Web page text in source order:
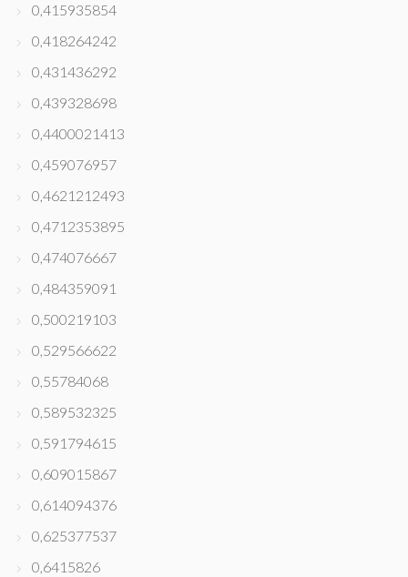
0,415935854
0,418264242
0,431436292
0,439328698
0,4400021413
0,459076957
0,4621212493
0,4712353895
0,474076667
0,484359091
0,500219103
0,529566622
0,55784068
0,589532325
0,591794615
0,609015867
0,614094376
0,625377537
0,6415826